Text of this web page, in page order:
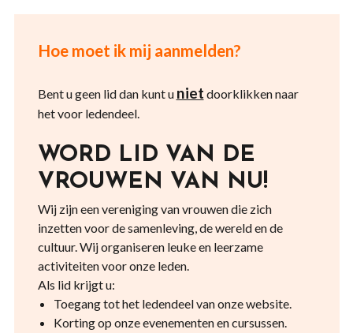
Hoe moet ik mij aanmelden?
Bent u geen lid dan kunt u niet doorklikken naar
het voor ledendeel.
WORD LID VAN DE
VROUWEN VAN NU!
Wij zijn een vereniging van vrouwen die zich
inzetten voor de samenleving, de wereld en de
cultuur. Wij organiseren leuke en leerzame
activiteiten voor onze leden.
Als lid krijgt u:
Toegang tot het ledendeel van onze website.
Korting op onze evenementen en cursussen.